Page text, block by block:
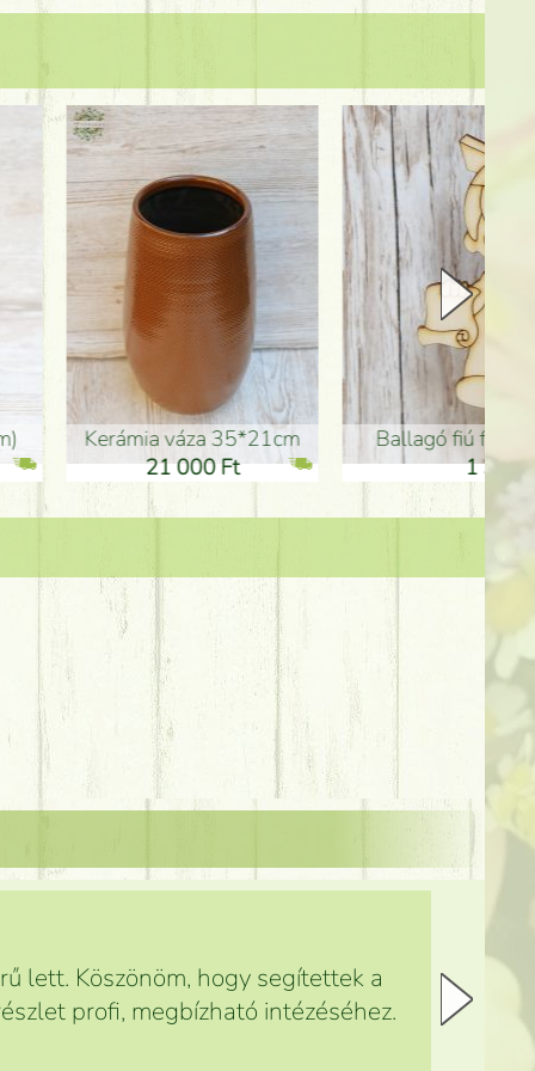
Kerámia váza 35*21cm
21 000 Ft
ballagó fiú fa betűző
1 300 Ft
lett. Köszönöm, hogy segítettek a
profi, megbízható intézéséhez.